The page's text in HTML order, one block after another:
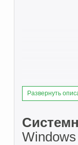
Развернуть